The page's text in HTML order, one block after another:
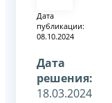
Дата
публикации:
08.10.2024
Дата
решения:
18.03.2024